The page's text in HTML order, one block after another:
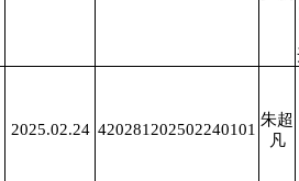
2025.02.24 420281202502240101
朱超
凡